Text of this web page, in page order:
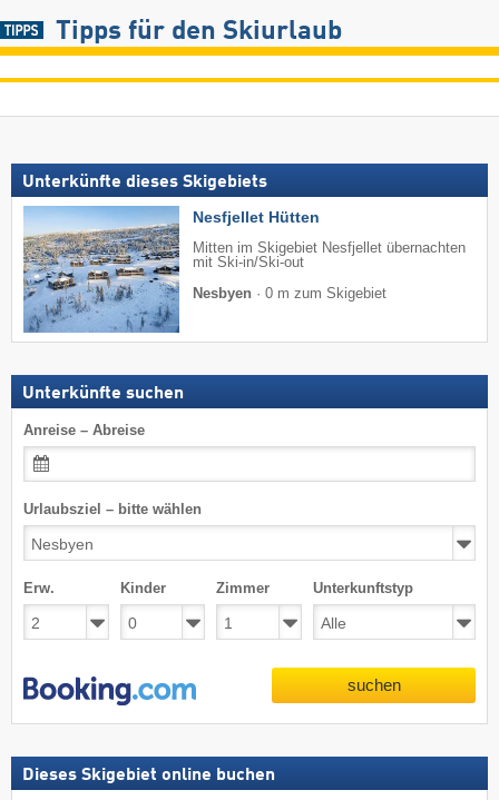
Tipps für den Skiurlaub
Unterkünfte dieses Skigebiets
Nesfjellet Hütten
Mitten im Skigebiet Nesfjellet übernachten
mit Ski-in/Ski-out
Nesbyen · 0 m zum Skigebiet
Unterkünfte suchen
Anreise – Abreise
Urlaubsziel – bitte wählen
Erw. Kinder Zimmer Unterkunftstyp
suchen
Dieses Skigebiet online buchen